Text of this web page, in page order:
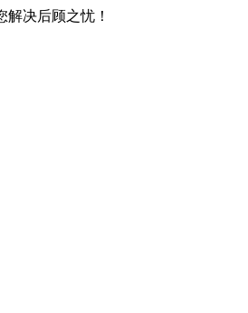
售后服务为您解决后顾之忧！